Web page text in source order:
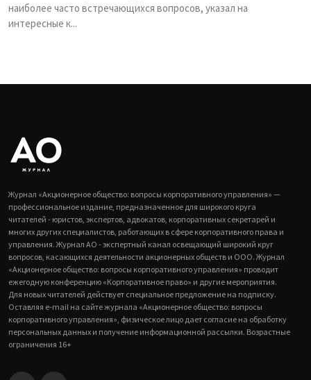
наиболее часто встречающихся вопросов, указал на
интересные к...
Журнал «Акционерное общество: вопросы корпоративного управления» —
профессиональное издание, предназначенное для широкого круга
читателей - юристов, экспертов, адвокатов, корпоративных секретарей и
многих других специалистов, работающих в сфере корпоративного права и
управления. Журнал АО - экспертный канал освещающий широкий круг
вопросов, касающихся деятельности акционерных обществ и ООО. Журнал
«Акционерное общество: вопросы корпоративного управления» проводит
ежегодную конференцию «Корпоративное право» и другие мероприятия.
Для новых читателей действует специальное предложение на подписку.
Оставляя e-mail на сайте журнала «Акционерное общество: вопросы
корпоративного управления», физическое лицо дает согласие на обработку
персональных данных и получение информационной рассылки. Возрастные
ограничения 16+